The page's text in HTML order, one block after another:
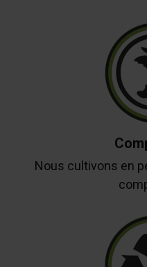
Nous cultivons en